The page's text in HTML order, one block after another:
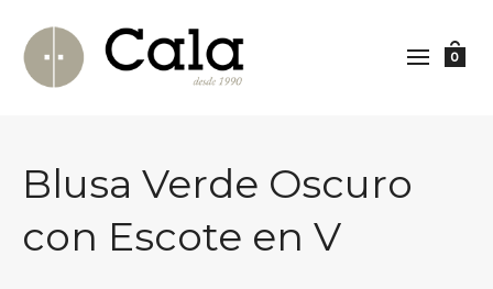
0
Blusa Verde Oscuro
con Escote en V